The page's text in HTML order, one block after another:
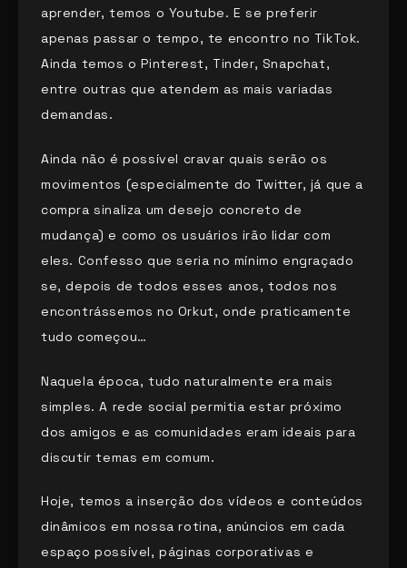
aprender, temos o Youtube. E se preferir
apenas passar o tempo, te encontro no TikTok.
Ainda temos o Pinterest, Tinder, Snapchat,
entre outras que atendem as mais variadas
demandas.
Ainda não é possível cravar quais serão os
movimentos (especialmente do Twitter, já que a
compra sinaliza um desejo concreto de
mudança) e como os usuários irão lidar com
eles. Confesso que seria no mínimo engraçado
se, depois de todos esses anos, todos nos
encontrássemos no Orkut, onde praticamente
tudo começou…
Naquela época, tudo naturalmente era mais
simples. A rede social permitia estar próximo
dos amigos e as comunidades eram ideais para
discutir temas em comum.
Hoje, temos a inserção dos vídeos e conteúdos
dinâmicos em nossa rotina, anúncios em cada
espaço possível, páginas corporativas e